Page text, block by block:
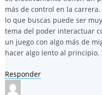
más de control en la
lo que buscas puede ser
tema del poder interactuar
un juego con algo más de
hacer algo lento al principio.
Responder